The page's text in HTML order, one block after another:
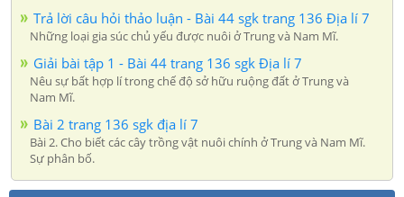
Trả lời câu hỏi thảo luận - Bài 44 sgk trang 136 Địa lí 7
Những loại gia súc chủ yếu được nuôi ở Trung và Nam Mĩ.
Giải bài tập 1 - Bài 44 trang 136 sgk Địa lí 7
Nêu sự bất hợp lí trong chế độ sở hữu ruộng đất ở Trung và
Nam Mĩ.
Bài 2 trang 136 sgk địa lí 7
Bài 2. Cho biết các cây trồng vật nuôi chính ở Trung và Nam Mĩ.
Sự phân bố.